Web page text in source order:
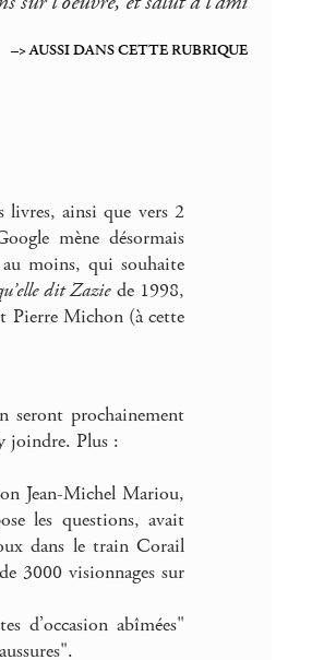
–> AUSSI DANS CETTE RUBRIQUE
livres, ainsi que vers 2
mène désormais
moins, qui souhaite
dit Zaziede 1998,
Pierre Michon (à cette
seront prochainement
joindre. Plus :
Jean-Michel Mariou,
les questions, avait
dans le train Corail
3000 visionnages sur
d’occasion abîmées"